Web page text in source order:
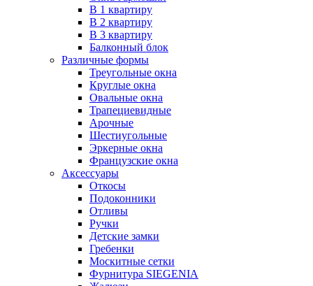
В 1 квартиру
В 2 квартиру
В 3 квартиру
Балконный блок
Различные формы
Треугольные окна
Круглые окна
Овальные окна
Трапециевидные
Арочные
Шестиугольные
Эркерные окна
Французские окна
Аксессуары
Откосы
Подоконники
Отливы
Ручки
Детские замки
Гребенки
Москитные сетки
Фурнитура SIEGENIA